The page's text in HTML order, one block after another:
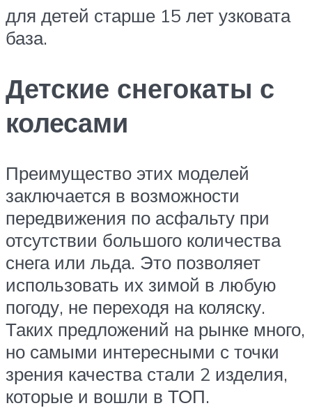
для детей старше 15 лет узковата
база.
Детские снегокаты с
колесами
Преимущество этих моделей
заключается в возможности
передвижения по асфальту при
отсутствии большого количества
снега или льда. Это позволяет
использовать их зимой в любую
погоду, не переходя на коляску.
Таких предложений на рынке много,
но самыми интересными с точки
зрения качества стали 2 изделия,
которые и вошли в ТОП.